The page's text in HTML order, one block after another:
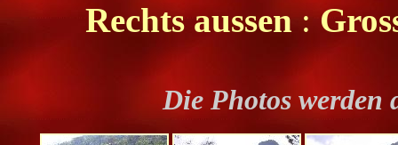
Rechts aussen:
Die Photos